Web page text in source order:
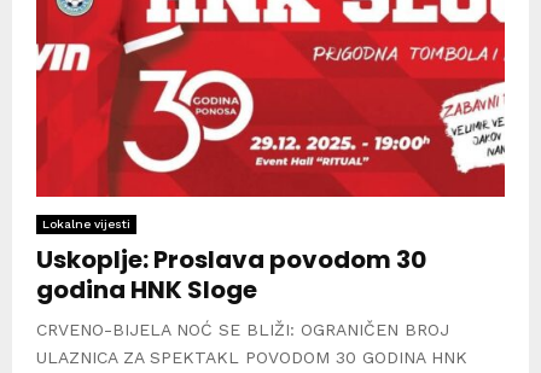
Lokalne vijesti
Uskoplje: Proslava povodom 30
godina HNK Sloge
CRVENO-BIJELA NOĆ SE BLIŽI: OGRANIČEN BROJ
ULAZNICA ZA SPEKTAKL POVODOM 30 GODINA HNK